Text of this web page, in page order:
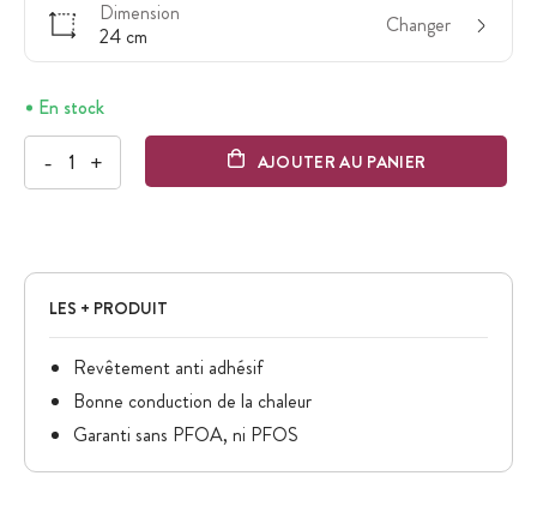
Dimension
24 cm
Changer
En stock
- + AJOUTER AU PANIER
LES + PRODUIT
Revêtement anti adhésif
Bonne conduction de la chaleur
Garanti sans PFOA, ni PFOS